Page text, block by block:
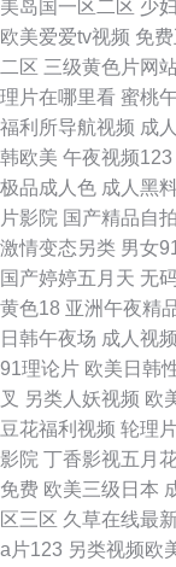
美岛国一区二区 少
欧美爱爱tv视频 免
二区 三级黄色片网
理片在哪里看 蜜桃
福利所导航视频 成
韩欧美 午夜视频123
极品成人色 成人黑
片影院 国产精品自
激情变态另类 男女
国产婷婷五月天 无
黄色18 亚洲午夜精
日韩午夜场 成人视
91理论片 欧美日韩
叉 另类人妖视频 欧
豆花福利视频 轮理
影院 丁香影视五月
免费 欧美三级日本
区三区 久草在线最
a片123 另类视频欧